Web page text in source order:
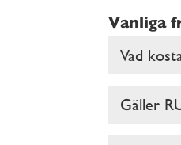
Vanliga
Vad
Gäller